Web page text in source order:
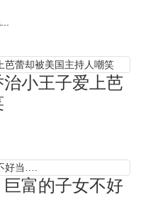
小王子爱上芭
富的子女不好